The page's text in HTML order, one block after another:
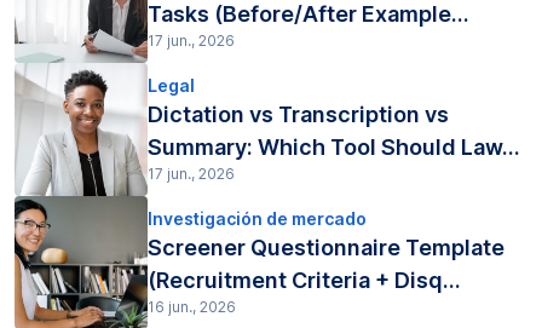
Tasks (Before/After Example...
17 jun., 2026
Legal
Dictation vs Transcription vs
Summary: Which Tool Should Law...
17 jun., 2026
Investigación de mercado
Screener Questionnaire Template
(Recruitment Criteria + Disq...
16 jun., 2026